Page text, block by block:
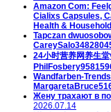
Amazon Com:
Cialixs Capsules,
Health & Household
Tapczan
24小时营养网养生
Wandfarben-
Жену трахают в
2026.07.14